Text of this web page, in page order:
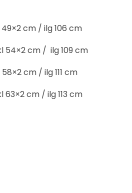
cm / ilg 106 cm
54×2 cm / ilg 109 cm
cm / ilg 111 cm
63×2 cm / ilg 113 cm